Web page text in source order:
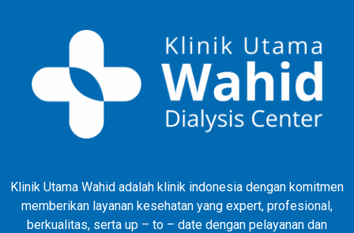
Klinik Utama Wahid adalah klinik indonesia dengan komitmen
memberikan layanan kesehatan yang expert, profesional,
berkualitas, serta up – to – date dengan pelayanan dan